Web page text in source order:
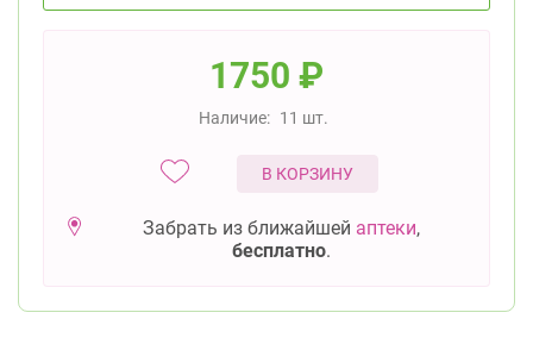
1750 ₽
Наличие: 11 шт.
В КОРЗИНУ
Забрать из ближайшей аптеки,
бесплатно.